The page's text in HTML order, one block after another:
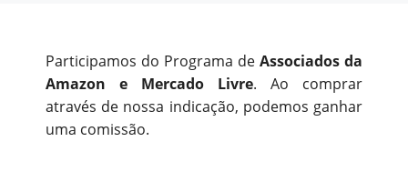
Participamos do Programa de Associados da
Amazon e Mercado Livre. Ao comprar
através de nossa indicação, podemos ganhar
uma comissão.